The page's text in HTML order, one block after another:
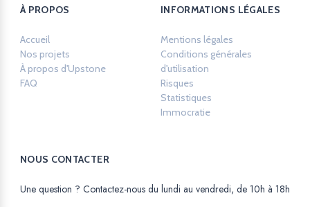
À PROPOS
Accueil
Nos projets
À propos d'Upstone
FAQ
INFORMATIONS LÉGALES
Mentions légales
Conditions générales
d'utilisation
Risques
Statistiques
Immocratie
NOUS CONTACTER
Une question ? Contactez-nous du lundi au vendredi, de 10h à 18h